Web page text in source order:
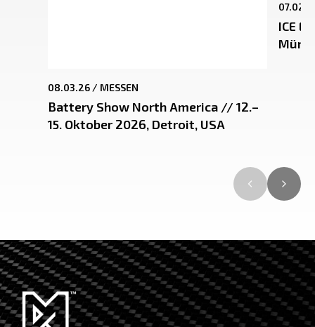
08.03.26 / MESSEN
Battery Show North America // 12.–
15. Oktober 2026, Detroit, USA
ICE